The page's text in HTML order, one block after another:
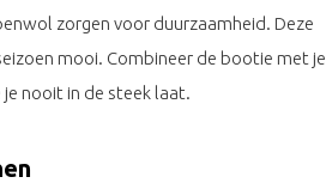
zorgen voor duurzaamheid. Deze
mooi. Combineer de bootie met je
nooit in de steek laat.